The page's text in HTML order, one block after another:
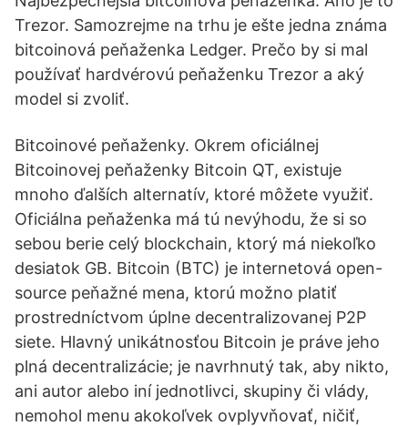
Trezor. Samozrejme na trhu je ešte jedna známa
bitcoinová peňaženka Ledger. Prečo by si mal
používať hardvérovú peňaženku Trezor a aký
model si zvoliť.
Bitcoinové peňaženky. Okrem oficiálnej
Bitcoinovej peňaženky Bitcoin QT, existuje
mnoho ďalších alternatív, ktoré môžete využiť.
Oficiálna peňaženka má tú nevýhodu, že si so
sebou berie celý blockchain, ktorý má niekoľko
desiatok GB. Bitcoin (BTC) je internetová open-
source peňažné mena, ktorú možno platiť
prostredníctvom úplne decentralizovanej P2P
siete. Hlavný unikátnosťou Bitcoin je práve jeho
plná decentralizácie; je navrhnutý tak, aby nikto,
ani autor alebo iní jednotlivci, skupiny či vlády,
nemohol menu akokoľvek ovplyvňovať, ničiť,